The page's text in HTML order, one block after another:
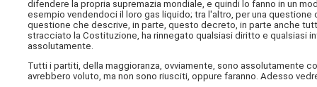
difendere la propria supremazia mondiale, e quindi lo fanno in un
esempio vendendoci il loro gas liquido; tra l'altro, per una
questione che descrive, in parte, questo decreto, in parte anche
stracciato la Costituzione, ha rinnegato qualsiasi diritto e
assolutamente.
Tutti i partiti, della maggioranza, ovviamente, sono assolutamente
avrebbero voluto, ma non sono riusciti, oppure faranno. Adesso